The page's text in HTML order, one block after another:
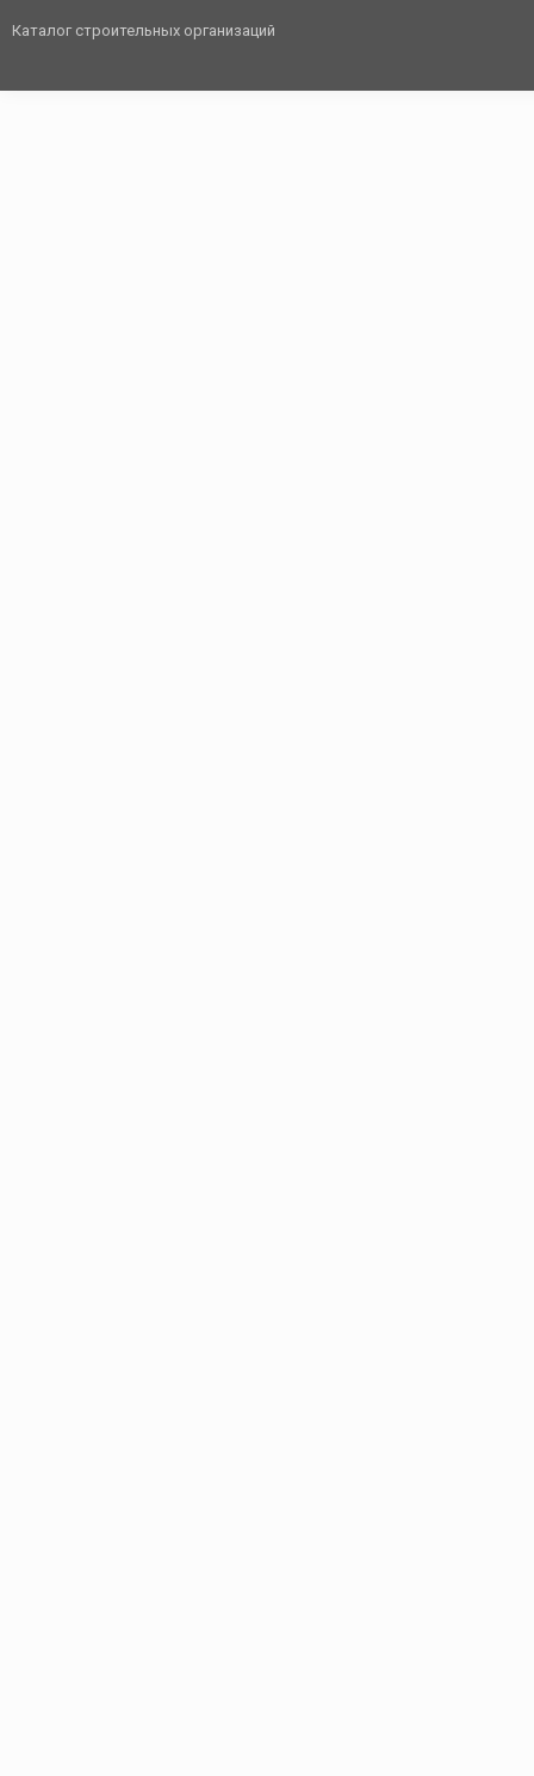
Каталог строительных организаций